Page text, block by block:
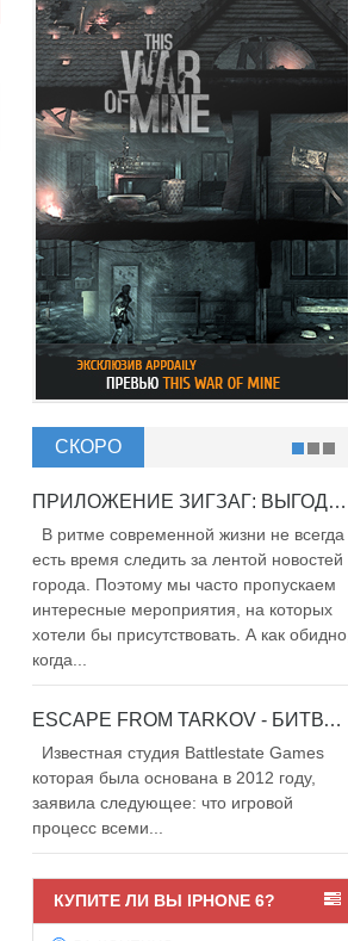
СКОРО
ПРИЛОЖЕНИЕ ЗИГЗАГ: ВЫГОДНО ВДВОЙНЕ!
В ритме современной жизни не всегда
есть время следить за лентой новостей
города. Поэтому мы часто пропускаем
интересные мероприятия, на которых
хотели бы присутствовать. А как обидно,
когда...
ESCAPE FROM TARKOV - БИТВА ЗА ТАРКОВ
Известная студия Battlestate Games
которая была основана в 2012 году,
заявила следующее: что игровой
процесс всеми...
КУПИТЕ ЛИ ВЫ IPHONE 6?